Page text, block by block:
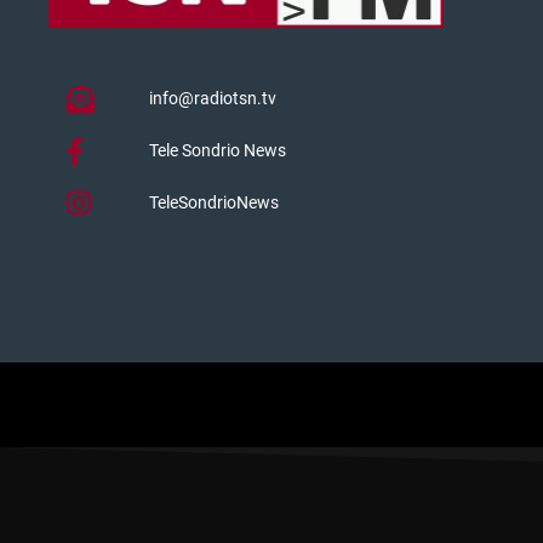
info@radiotsn.tv
Tele Sondrio News
TeleSondrioNews